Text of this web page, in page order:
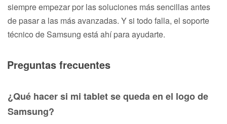
siempre empezar por las soluciones más sencillas antes
de pasar a las más avanzadas. Y si todo falla, el soporte
técnico de Samsung está ahí para ayudarte.
Preguntas frecuentes
¿Qué hacer si mi tablet se queda en el logo de
Samsung?